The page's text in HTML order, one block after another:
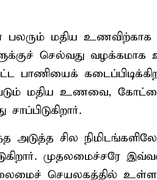
மதிய உணவிற்காக
செல்வது வழக்கமாக
பாணியைக்
மதிய உணவை,
சில
முதலமைச்சரே
செயலகத்தில் உள்ள